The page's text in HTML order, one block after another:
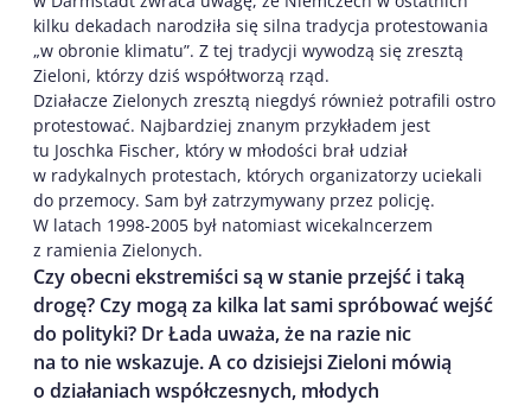
kilku dekadach narodziła się silna tradycja protestowania
„w obronie klimatu”. Z tej tradycji wywodzą się zresztą
Zieloni, którzy dziś współtworzą rząd.
Działacze Zielonych zresztą niegdyś również potrafili ostro
protestować. Najbardziej znanym przykładem jest
tu Joschka Fischer, który w młodości brał udział
w radykalnych protestach, których organizatorzy uciekali
do przemocy. Sam był zatrzymywany przez policję.
W latach 1998-2005 był natomiast wicekalncerzem
z ramienia Zielonych.
Czy obecni ekstremiści są w stanie przejść i taką
drogę? Czy mogą za kilka lat sami spróbować wejść
do polityki? Dr Łada uważa, że na razie nic
na to nie wskazuje. A co dzisiejsi Zieloni mówią
o działaniach współczesnych, młodych